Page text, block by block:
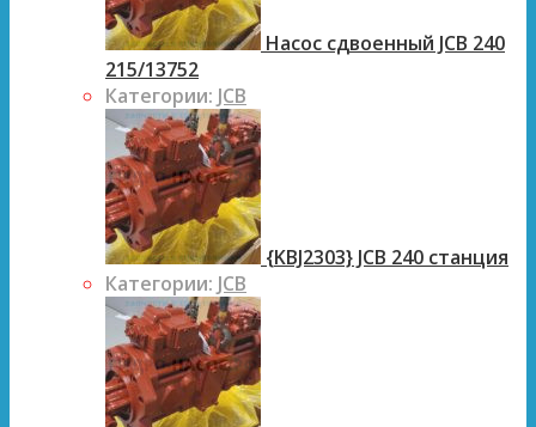
Насос сдвоенный JCB 240
215/13752
Категории: JCB
{KBJ2303} JCB 240 станция
Категории: JCB